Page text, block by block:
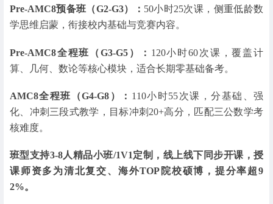
Pre-AMC8预备班（G2-G3）： 50小时25次课，侧重低龄数
学思维启蒙，衔接校内基础与竞赛内容。
Pre-AMC8全程班（G3-G5）： 120小时60次课，覆盖计
算、几何、数论等核心模块，适合长期零基础备考。
AMC8全程班（G4-G8）： 110小时55次课，分基础、强
化、冲刺三段式教学，目标冲刺20+高分，匹配三公数学考
核难度。
班型支持3-8人精品小班/1V1定制，线上线下同步开课，授
课师资多为清北复交、海外TOP院校硕博，提分率超9
2%。